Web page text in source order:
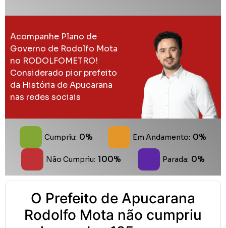
Acompanhe Plano de
Governo de Rodolfo Mota
no RODOLFOMETRO!
Considerado pior prefeito
da História de Apucarana
nas redes sociais
Cumpriu: 0% Em Andamento: 0%
Não Cumpriu: 100% Parada: 0%
O Prefeito de Apucarana
Rodolfo Mota não cumpriu